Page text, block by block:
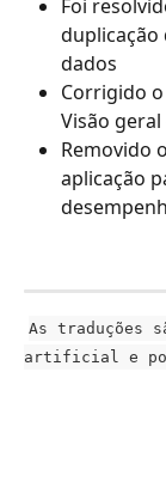
Foi
duplicação
dados
Corrigido
Visão
Removido
aplicação
As traduções
artificial e